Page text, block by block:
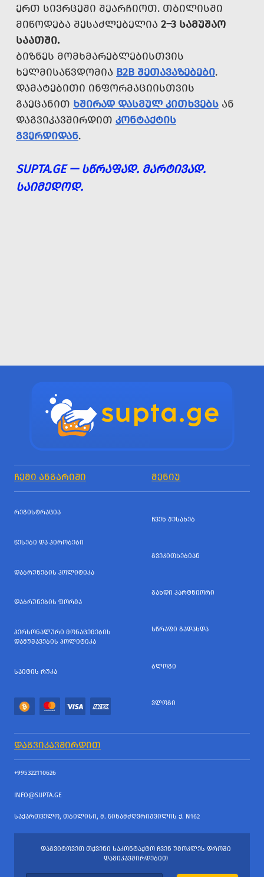
ᲔᲠᲗ ᲡᲘᲕᲠᲪᲔᲨᲘ ᲨᲔᲐᲠᲩᲘᲝᲗ. ᲗᲑᲘᲚᲘᲡᲨᲘ
ᲛᲘᲬᲝᲓᲔᲑᲐ ᲨᲔᲡᲐᲫᲚᲔᲑᲔᲚᲘᲐ 2–3 ᲡᲐᲛᲣᲨᲐᲝ
ᲡᲐᲐᲗᲨᲘ.
ᲑᲘᲖᲜᲔᲡ ᲛᲝᲛᲮᲛᲐᲠᲔᲑᲚᲔᲑᲘᲡᲗᲕᲘᲡ
ᲮᲔᲚᲛᲘᲡᲐᲬᲕᲓᲝᲛᲘᲐ B2B ᲨᲔᲗᲐᲕᲐᲖᲔᲑᲔᲑᲘ.
ᲓᲐᲛᲐᲢᲔᲑᲘᲗᲘ ᲘᲜᲤᲝᲠᲛᲐᲪᲘᲘᲡᲗᲕᲘᲡ
ᲒᲐᲔᲪᲐᲜᲘᲗ ᲮᲨᲘᲠᲐᲓ ᲓᲐᲡᲛᲣᲚ ᲙᲘᲗᲮᲕᲔᲑᲡ ᲐᲜ
ᲓᲐᲒᲕᲘᲙᲐᲕᲨᲘᲠᲓᲘᲗ ᲙᲝᲜᲢᲐᲥᲢᲘᲡ
ᲒᲕᲔᲠᲓᲘᲓᲐᲜ.
SUPTA.GE — ᲡᲬᲠᲐᲤᲐᲓ. ᲛᲐᲠᲢᲘᲕᲐᲓ.
ᲡᲐᲘᲛᲔᲓᲝᲓ.
ᲩᲔᲛᲘ ᲐᲜᲒᲐᲠᲘᲨᲘ ᲛᲔᲜᲘᲣ
ᲠᲔᲒᲘᲡᲢᲠᲐᲪᲘᲐ
ᲬᲔᲡᲔᲑᲘ ᲓᲐ ᲞᲘᲠᲝᲑᲔᲑᲘ
ᲓᲐᲑᲠᲣᲜᲔᲑᲘᲡ ᲞᲝᲚᲘᲢᲘᲙᲐ
ᲓᲐᲑᲠᲣᲜᲔᲑᲘᲡ ᲤᲝᲠᲛᲐ
ᲞᲔᲠᲡᲝᲜᲐᲚᲣᲠᲘ ᲛᲝᲜᲐᲪᲔᲛᲔᲑᲘᲡ
ᲓᲐᲛᲣᲨᲐᲕᲔᲑᲘᲡ ᲞᲝᲚᲘᲢᲘᲙᲐ
ᲡᲐᲘᲢᲘᲡ ᲠᲣᲙᲐ
ᲩᲕᲔᲜ ᲨᲔᲡᲐᲮᲔᲑ
ᲒᲕᲔᲙᲘᲗᲮᲔᲑᲘᲐᲜ
ᲒᲐᲮᲓᲘ ᲞᲐᲠᲢᲜᲘᲝᲠᲘ
ᲡᲬᲠᲐᲤᲘ ᲒᲐᲓᲐᲮᲓᲐ
ᲑᲚᲝᲒᲘ
ᲕᲚᲝᲒᲘ
ᲓᲐᲒᲕᲘᲙᲐᲕᲨᲘᲠᲓᲘᲗ
+995322110626
INFO@SUPTA.GE
ᲡᲐᲥᲐᲠᲗᲕᲔᲚᲝ, ᲗᲑᲘᲚᲘᲡᲘ, Მ. ᲬᲘᲜᲐᲛᲫᲦᲕᲠᲘᲨᲕᲘᲚᲘᲡ Ქ. N162
ᲓᲐᲒᲕᲘᲢᲝᲕᲔᲗ ᲗᲥᲕᲔᲜᲘ ᲡᲐᲙᲝᲜᲢᲐᲥᲢᲝ ᲩᲕᲔᲜ ᲣᲛᲝᲙᲚᲔᲡ ᲓᲠᲝᲨᲘ
ᲓᲐᲒᲘᲙᲐᲕᲨᲘᲠᲓᲔᲑᲘᲗ